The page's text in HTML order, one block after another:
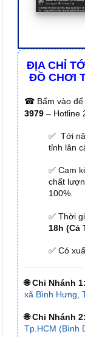
ĐỊA CHỈ
ĐỒ CHƠI
☎ Bấm vào
3979 – Hotline
✅ Tới
tỉnh lân
✅ Cam
chất
100%.
✅ Thời
18h (Cả
✅ Có
🌐 Chi Nhánh 1:
xã Bình Hưng,
🌐 Chi Nhánh 2:
Tp.HCM (Bình